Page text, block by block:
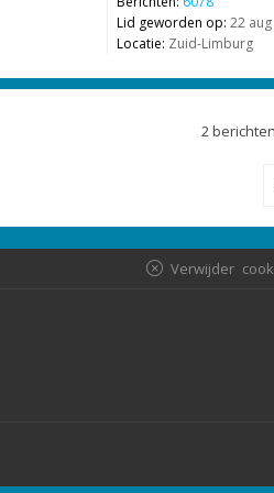
Lid geworden op: 22
Locatie: Zuid-Limburg
2
Verwijder